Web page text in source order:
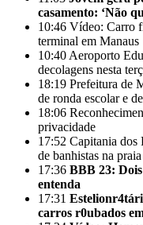
casamento: ‘Não
10:46 Vídeo: Carro
terminal em Manaus
10:40 Aeroporto
decolagens nesta
18:19 Prefeitura de
de ronda escolar e
18:06
privacidade
17:52 Capitania dos
de banhistas na
17:36 BBB 23:
entenda
17:31
carros r0ubados